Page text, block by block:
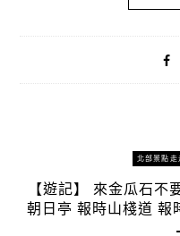
北部景點走
【遊記】 來金瓜石不
朝日亭 報時山棧道 報